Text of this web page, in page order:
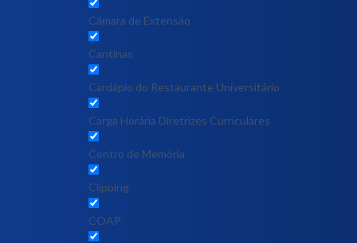
Câmara de Extensão
Cantinas
Cardápio do Restaurante Universitário
Carga Horária Diretrizes Curriculares
Centro de Memória
Clipping
COAP